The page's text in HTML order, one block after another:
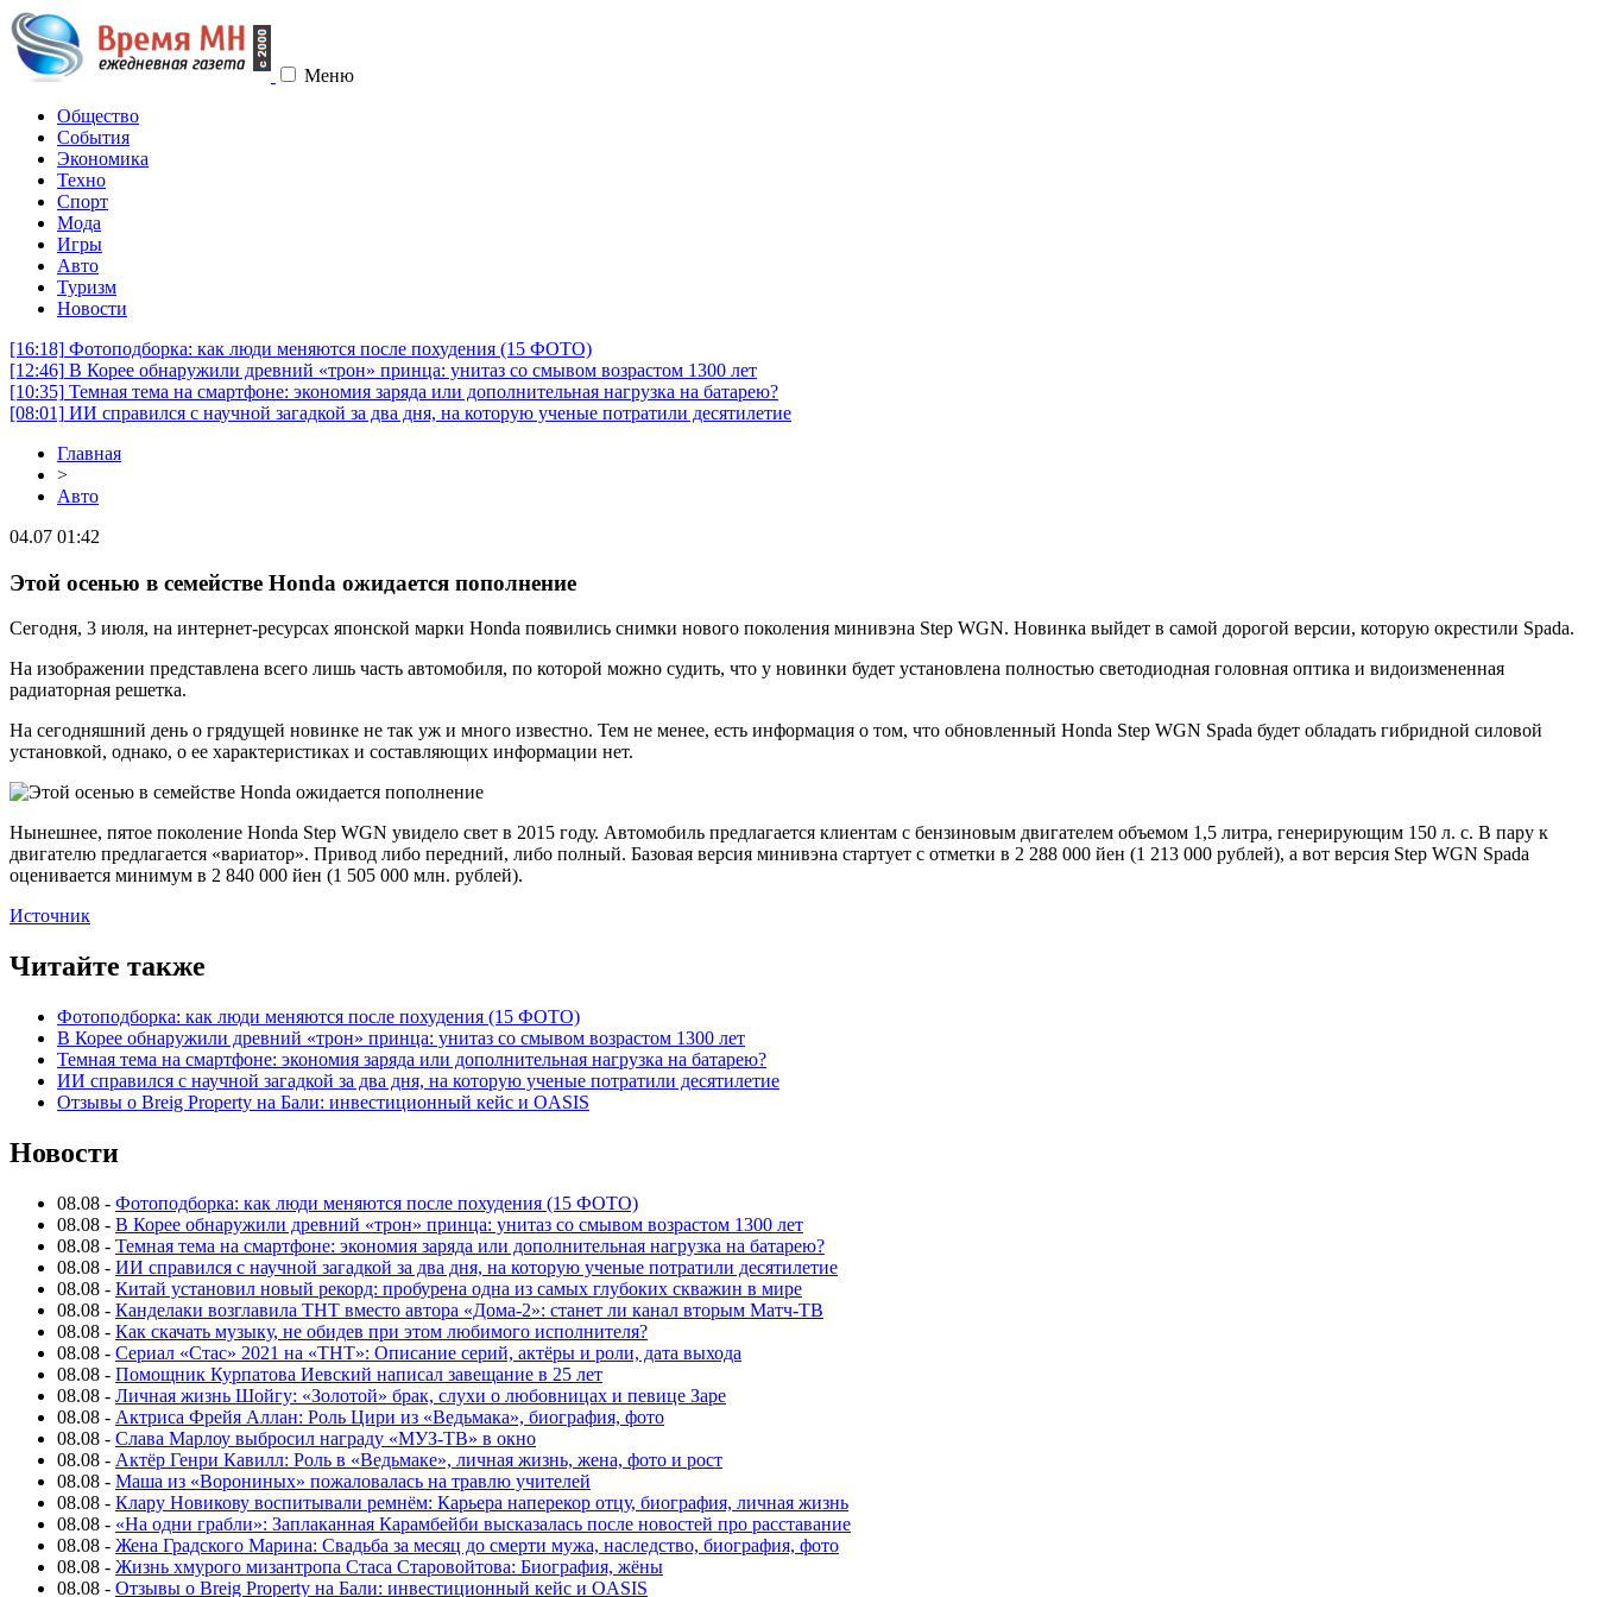
Меню
Общество
События
Экономика
Техно
Спорт
Мода
Игры
Авто
Туризм
Новости
[16:18] Фотоподборка: как люди меняются после похудения (15 ФОТО)
[12:46] В Корее обнаружили древний «трон» принца: унитаз со смывом возрастом 1300 лет
[10:35] Темная тема на смартфоне: экономия заряда или дополнительная нагрузка на батарею?
[08:01] ИИ справился с научной загадкой за два дня, на которую ученые потратили десятилетие
Главная
>
Авто
04.07 01:42
Этой осенью в семействе Honda ожидается пополнение
Сегодня, 3 июля, на интернет-ресурсах японской марки Honda появились снимки нового поколения минивэна Step WGN. Новинка выйдет в самой дорогой версии, которую окрестили Spada.
На изображении представлена всего лишь часть автомобиля, по которой можно судить, что у новинки будет установлена полностью светодиодная головная оптика и видоизмененная
радиаторная решетка.
На сегодняшний день о грядущей новинке не так уж и много известно. Тем не менее, есть информация о том, что обновленный Honda Step WGN Spada будет обладать гибридной силовой
установкой, однако, о ее характеристиках и составляющих информации нет.
Нынешнее, пятое поколение Honda Step WGN увидело свет в 2015 году. Автомобиль предлагается клиентам с бензиновым двигателем объемом 1,5 литра, генерирующим 150 л. с. В пару к
двигателю предлагается «вариатор». Привод либо передний, либо полный. Базовая версия минивэна стартует с отметки в 2 288 000 йен (1 213 000 рублей), а вот версия Step WGN Spada
оценивается минимум в 2 840 000 йен (1 505 000 млн. рублей).
Источник
Читайте также
Фотоподборка: как люди меняются после похудения (15 ФОТО)
В Корее обнаружили древний «трон» принца: унитаз со смывом возрастом 1300 лет
Темная тема на смартфоне: экономия заряда или дополнительная нагрузка на батарею?
ИИ справился с научной загадкой за два дня, на которую ученые потратили десятилетие
Отзывы о Breig Property на Бали: инвестиционный кейс и OASIS
Новости
08.08 - Фотоподборка: как люди меняются после похудения (15 ФОТО)
08.08 - В Корее обнаружили древний «трон» принца: унитаз со смывом возрастом 1300 лет
08.08 - Темная тема на смартфоне: экономия заряда или дополнительная нагрузка на батарею?
08.08 - ИИ справился с научной загадкой за два дня, на которую ученые потратили десятилетие
08.08 - Китай установил новый рекорд: пробурена одна из самых глубоких скважин в мире
08.08 - Канделаки возглавила ТНТ вместо автора «Дома-2»: станет ли канал вторым Матч-ТВ
08.08 - Как скачать музыку, не обидев при этом любимого исполнителя?
08.08 - Сериал «Стас» 2021 на «ТНТ»: Описание серий, актёры и роли, дата выхода
08.08 - Помощник Курпатова Иевский написал завещание в 25 лет
08.08 - Личная жизнь Шойгу: «Золотой» брак, слухи о любовницах и певице Заре
08.08 - Актриса Фрейя Аллан: Роль Цири из «Ведьмака», биография, фото
08.08 - Слава Марлоу выбросил награду «МУЗ-ТВ» в окно
08.08 - Актёр Генри Кавилл: Роль в «Ведьмаке», личная жизнь, жена, фото и рост
08.08 - Маша из «Ворониных» пожаловалась на травлю учителей
08.08 - Клару Новикову воспитывали ремнём: Карьера наперекор отцу, биография, личная жизнь
08.08 - «На одни грабли»: Заплаканная Карамбейби высказалась после новостей про расставание
08.08 - Жена Градского Марина: Свадьба за месяц до смерти мужа, наследство, биография, фото
08.08 - Жизнь хмурого мизантропа Стаса Старовойтова: Биография, жёны
08.08 - Отзывы о Breig Property на Бали: инвестиционный кейс и OASIS